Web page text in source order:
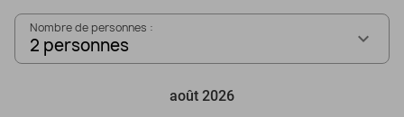
Nombre de personnes :
2 personnes
août 2026